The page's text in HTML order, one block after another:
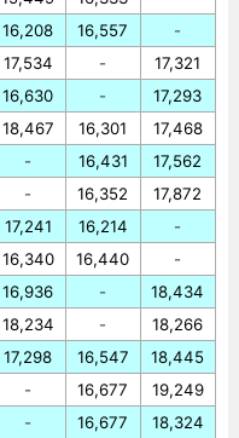
16,208
17,534
16,630
18,467
-
-
17,241
16,340
16,936
18,234
17,298
-
-
16,557
-
-
16,301
16,431
16,352
16,214
16,440
-
-
16,547
16,677
16,677
-
17,321
17,293
17,468
17,562
17,872
-
-
18,434
18,266
18,445
19,249
18,324